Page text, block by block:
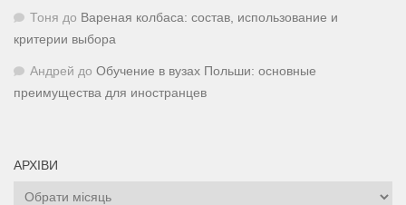
Тоня до Вареная колбаса: состав, использование и
критерии выбора
Андрей до Обучение в вузах Польши: основные
преимущества для иностранцев
АРХІВИ
Архіви